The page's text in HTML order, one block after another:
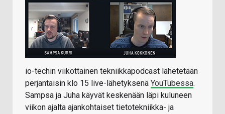
io-techin viikottainen tekniikkapodcast lähetetään
perjantaisin klo 15 live-lähetyksenä YouTubessa.
Sampsa ja Juha käyvät keskenään läpi kuluneen
viikon ajalta ajankohtaiset tietotekniikka- ja